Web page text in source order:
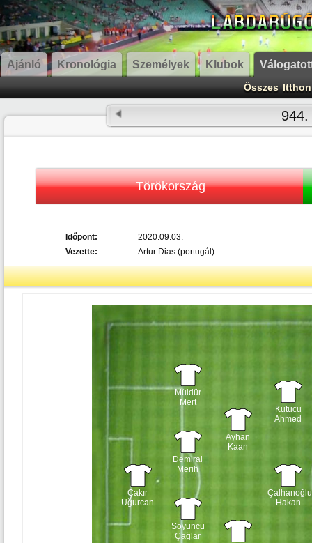
Ajánló Kronológia Személyek Klubok
Összes Itthon
Törökország
Időpont:
2020.09.03.
Vezette:
Artur Dias (portugál)
Çakır
Uğurcan
Müldür
Mert
Demiral
Merih
Söyüncü
Çağlar
Ayhan
Kaan
Kutucu
Ahmed
Çalhanoğlu
Hakan